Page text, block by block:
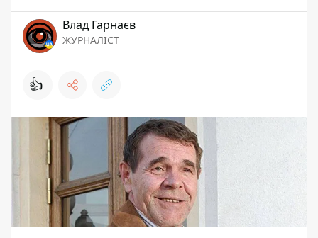
Влад Гарнаєв
ЖУРНАЛІСТ
👍